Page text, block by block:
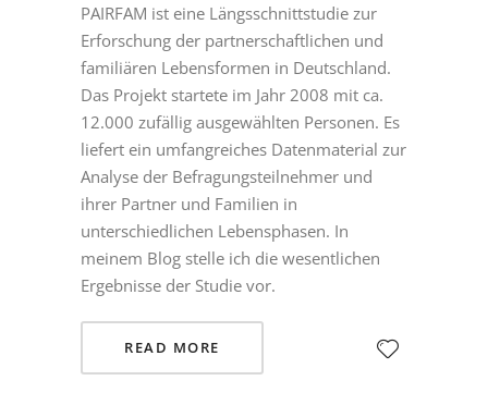
PAIRFAM ist eine Längsschnittstudie zur
Erforschung der partnerschaftlichen und
familiären Lebensformen in Deutschland.
Das Projekt startete im Jahr 2008 mit ca.
12.000 zufällig ausgewählten Personen. Es
liefert ein umfangreiches Datenmaterial zur
Analyse der Befragungsteilnehmer und
ihrer Partner und Familien in
unterschiedlichen Lebensphasen. In
meinem Blog stelle ich die wesentlichen
Ergebnisse der Studie vor.
READ MORE